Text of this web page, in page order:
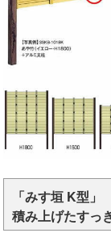
「みす垣 K型
積み上げたすっ